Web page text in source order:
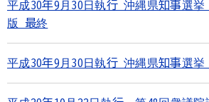
平成30年9月30日執行 沖縄県知事選
版 最終
平成30年9月30日執行 沖縄県知事選